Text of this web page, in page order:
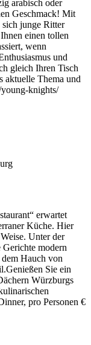
arabisch oder
Geschmack! Mit
junge Ritter
einen tollen
wenn
und
gleich Ihren Tisch
aktuelle Thema und
knights/
erwartet
Küche. Hier
Unter der
modern
Hauch von
Sie ein
Würzburgs
pro Personen €